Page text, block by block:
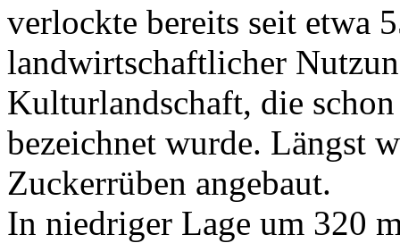
verlockte bereits seit etwa
landwirtschaftlicher
Kulturlandschaft, die
bezeichnet wurde. Längst
Zuckerrüben angebaut.
In niedriger Lage um 320